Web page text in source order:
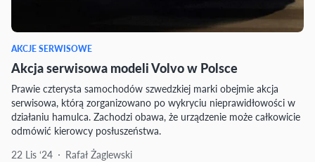
AKCJE SERWISOWE
Akcja serwisowa modeli Volvo w Polsce
Prawie czterysta samochodów szwedzkiej marki obejmie akcja
serwisowa, którą zorganizowano po wykryciu nieprawidłowości w
działaniu hamulca. Zachodzi obawa, że urządzenie może całkowicie
odmówić kierowcy posłuszeństwa.
22 Lis ‘24
Rafał Żaglewski